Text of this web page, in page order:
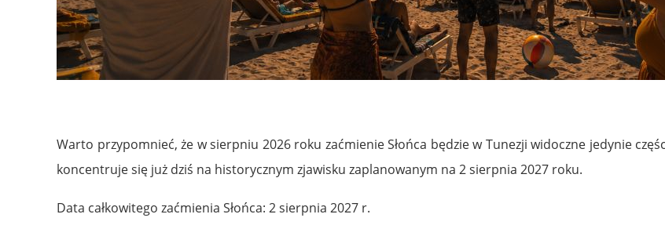
Warto przypomnieć, że w sierpniu 2026 roku zaćmienie Słońca będzie w Tunezji widoczne jedynie
koncentruje się już dziś na historycznym zjawisku zaplanowanym na 2 sierpnia 2027 roku.
Data całkowitego zaćmienia Słońca: 2 sierpnia 2027 r.